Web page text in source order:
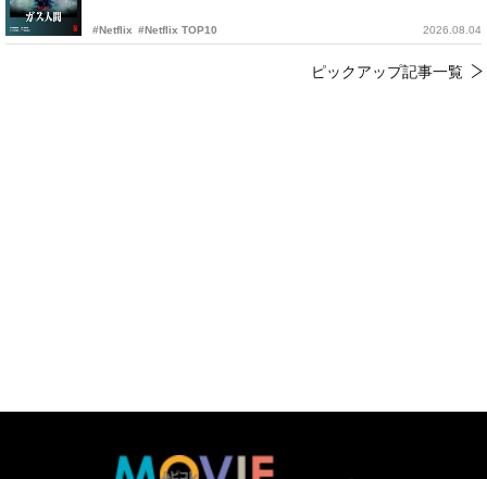
#Netflix #Netflix TOP10 2026.08.04
ピックアップ記事一覧